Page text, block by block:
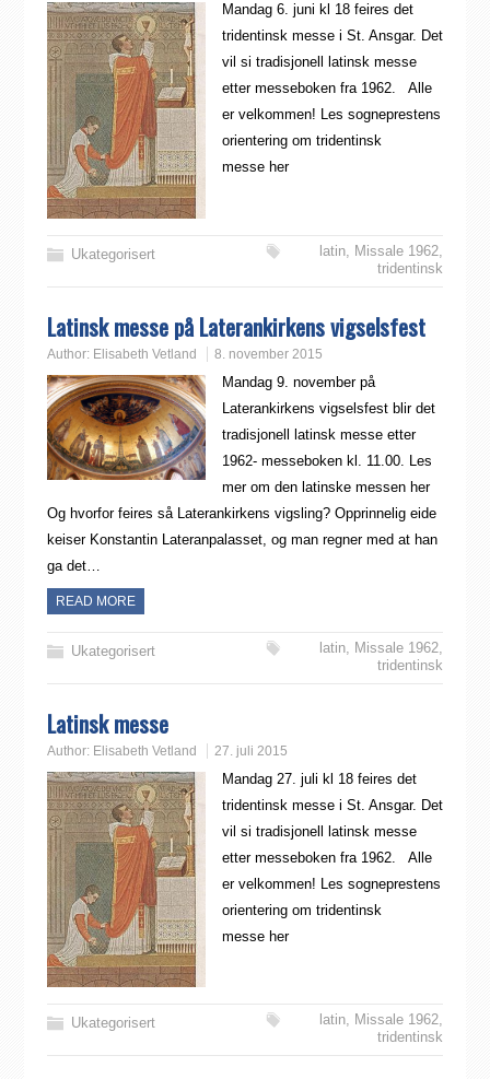
Mandag 6. juni kl 18 feires det
tridentinsk messe i St. Ansgar. Det
vil si tradisjonell latinsk messe
etter messeboken fra 1962. Alle
er velkommen! Les sogneprestens
orientering om tridentinsk
messe her
Ukategorisert latin Missale 1962
tridentinsk
Latinsk messe på Laterankirkens vigselsfest
Author: Elisabeth Vetland 8. november 2015
Mandag 9. november på
Laterankirkens vigselsfest blir det
tradisjonell latinsk messe etter
1962- messeboken kl. 11.00. Les
mer om den latinske messen her
Og hvorfor feires så Laterankirkens vigsling? Opprinnelig eide
keiser Konstantin Lateranpalasset, og man regner med at han
ga det…
READ MORE
Ukategorisert latin Missale 1962
tridentinsk
Latinsk messe
Author: Elisabeth Vetland 27. juli 2015
Mandag 27. juli kl 18 feires det
tridentinsk messe i St. Ansgar. Det
vil si tradisjonell latinsk messe
etter messeboken fra 1962. Alle
er velkommen! Les sogneprestens
orientering om tridentinsk
messe her
Ukategorisert latin, Missale 1962,
tridentinsk